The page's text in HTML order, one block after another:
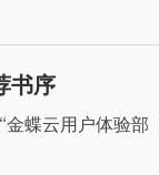
书序
蝶云用户体验部